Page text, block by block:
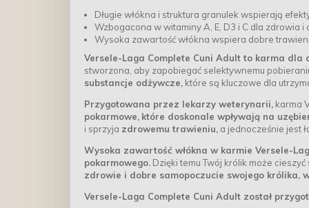
Długie włókna i struktura granulek wspierają
Wzbogacona w witaminy A, E, D3 i C dla zdrowia i
Wysoka zawartość włókna wspiera dobre
Versele-Laga Complete Cuni Adult to karma dla
stworzona, aby zapobiegać selektywnemu
substancje odżywcze, które są kluczowe dla
Przygotowana przez lekarzy weterynarii, karma
pokarmowe, które doskonale wpływają na
i sprzyja zdrowemu trawieniu, a jednocześnie jest
Wysoka zawartość włókna w karmie Versele-
pokarmowego. Dzięki temu Twój królik może
zdrowie i dobre samopoczucie swojego królika,
Versele-Laga Complete Cuni Adult został